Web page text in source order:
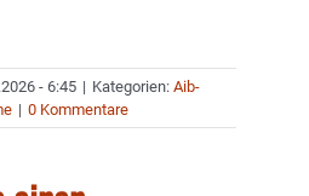
- 6:45 | Kategorien: Aib-
| 0 Kommentare